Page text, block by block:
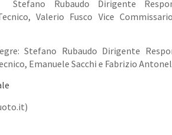
Stefano Rubaudo Dirigente
Valerio Fusco Vice
Stefano Rubaudo Dirigente
Emanuele Sacchi e Fabrizio